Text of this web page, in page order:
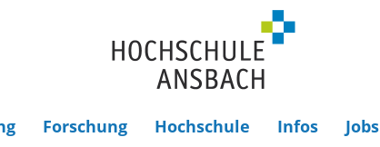
Forschung Hochschule Infos Jobs